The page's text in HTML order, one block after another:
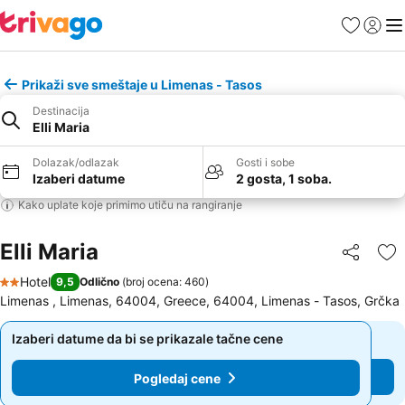
FavoritiPrijavi
Prikaži sve smeštaje u Limenas - Tasos
Destinacija
Elli Maria
Dolazak/odlazak
Izaberi datume
Gosti i sobe
2 gosta, 1 soba.
Kako uplate koje primimo utiču na rangiranje
Elli Maria Deli
2 Zvezdice
Hotel 9,5 Odlično (broj ocena: 460)
Limenas , Limenas, 64004, Greece, 64004, Limenas - Tasos, Grčka
Izaberi datume da bi se prikazale tačne cene
Pogledaj cene
Izaberi datume da bi se prikazale tačne cene
Pogledaj cene